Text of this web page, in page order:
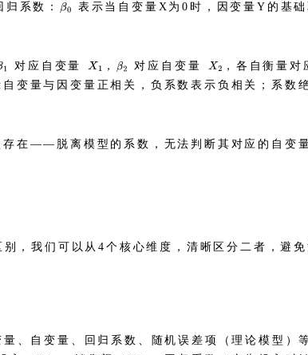
归系数： 表示当自变量X为0时，因变量Y的基础
对应自变量 ， 对应自变量
，各自衡量
自变量与因变量正相关，负系数表示负相关；系
在——脱离模型的系数，无法判断其对应的自变
，我们可以从4个核心维度，清晰区分二者，避免
、自变量、回归系数、随机误差项（理论模型）